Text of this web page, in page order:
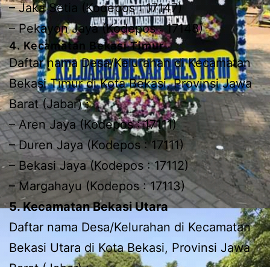
– Jaka Setia (Kodepos : 17147)
– Pekayon Jaya (Kodepos : 17148)
4. Kecamatan Bekasi Timur
Daftar nama Desa/Kelurahan di Kecamatan
Bekasi Timur di Kota Bekasi, Provinsi Jawa
Barat (Jabar) :
– Aren Jaya (Kodepos : 17111)
– Duren Jaya (Kodepos : 17111)
– Bekasi Jaya (Kodepos : 17112)
– Margahayu (Kodepos : 17113)
5. Kecamatan Bekasi Utara
Daftar nama Desa/Kelurahan di Kecamatan
Bekasi Utara di Kota Bekasi, Provinsi Jawa